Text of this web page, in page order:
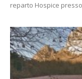
reparto Hospice